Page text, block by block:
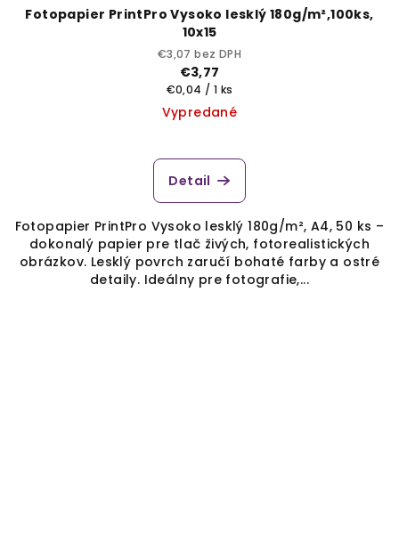
Fotopapier PrintPro Vysoko lesklý 180g/m²,100ks,
10x15
€3,07 bez DPH
€3,77
Jednotková
cena:
€0,04 / 1 ks
Vypredané
Detail
Fotopapier PrintPro Vysoko lesklý 180g/m², A4, 50 ks –
dokonalý papier pre tlač živých, fotorealistických
obrázkov. Lesklý povrch zaručí bohaté farby a ostré
detaily. Ideálny pre fotografie,...